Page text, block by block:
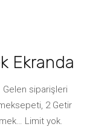
Ekranda
siparişleri
2 Getir
Limit yok.